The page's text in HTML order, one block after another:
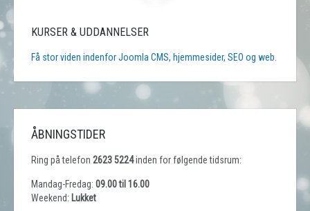
KURSER & UDDANNELSER
Få stor viden indenfor Joomla CMS, hjemmesider, SEO og web.
ÅBNINGSTIDER
Ring på telefon 2623 5224inden for følgende tidsrum:
Mandag-Fredag: 09.00 til 16.00
Weekend: Lukket